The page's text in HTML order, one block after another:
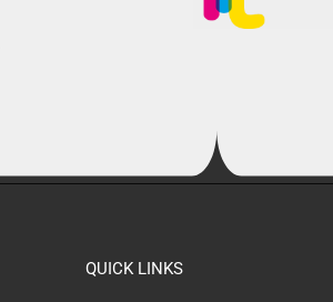
QUICK LINKS